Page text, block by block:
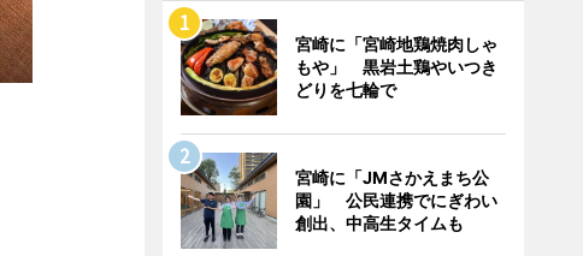
宮崎に「宮崎地鶏焼肉しゃ
もや」 黒岩土鶏やいつき
どりを七輪で
宮崎に「JMさかえまち公
園」 公民連携でにぎわい
創出、中高生タイムも